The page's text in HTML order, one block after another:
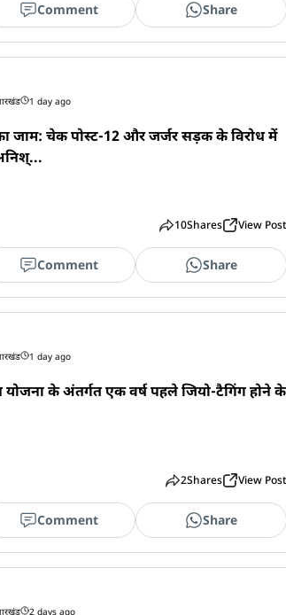
Comment Share
1 day ago
जाम: चेक पोस्ट-12 और जर्जर सड़क के विरोध में
10Shares View Post
Comment Share
1 day ago
योजना के अंतर्गत एक वर्ष पहले जियो-टैगिंग होने के
2Shares View Post
Comment Share
2 days ago